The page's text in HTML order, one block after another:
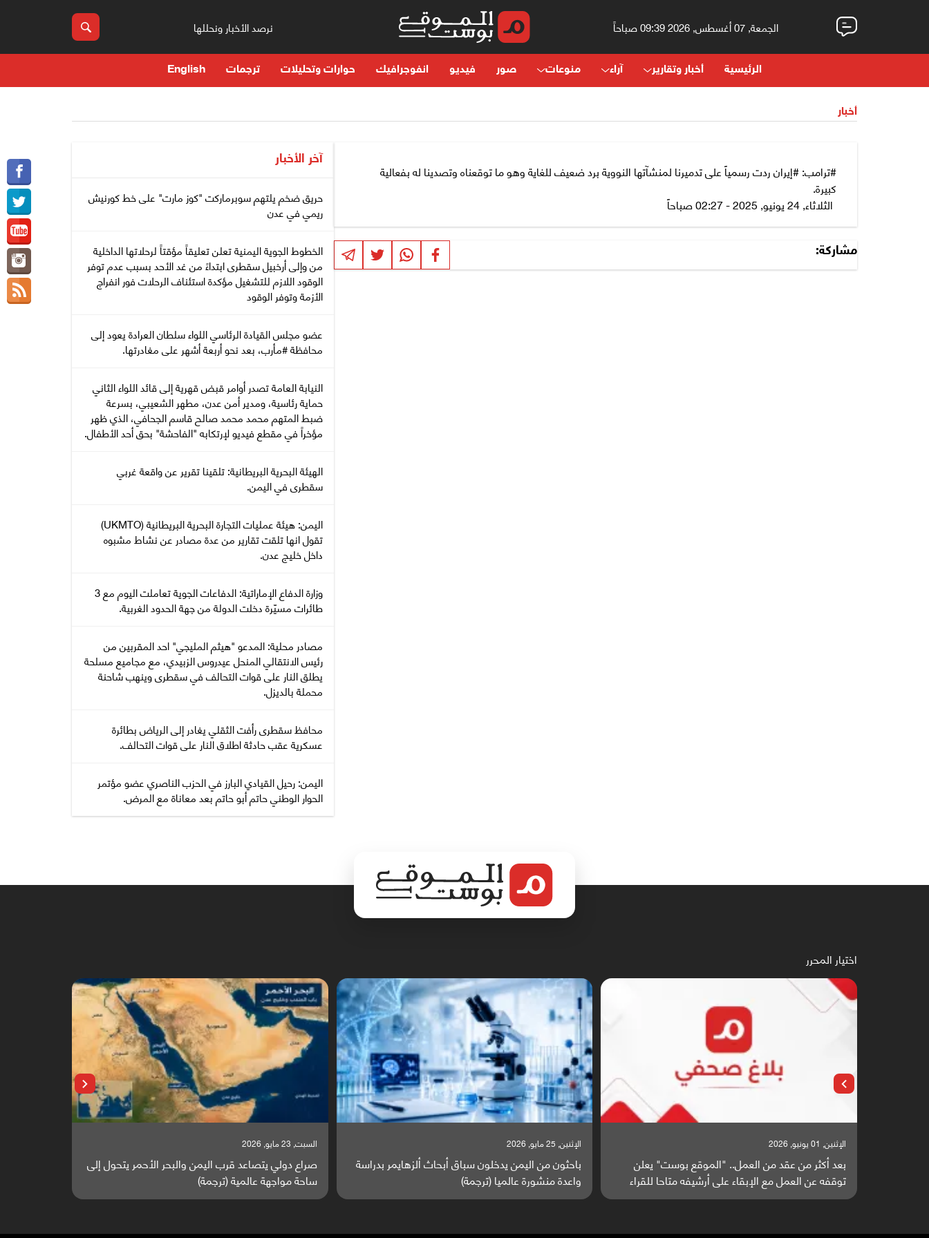
الجمعة, 07 أغسطس, 2026 09:39 صباحاً نرصد الأخبار ونحللها
الرئيسية أخبار وتقارير آراء منوعات صور فيديو انفوجرافيك حوارات وتحليلات ترجمات English
أخبار
#ترامب: #إيران ردت رسمياً على تدميرنا لمنشآتها النووية برد ضعيف للغاية وهو ما توقعناه وتصدينا له بفعالية
كبيرة.
الثلاثاء, 24 يونيو, 2025 - 02:27 صباحاً
مشاركة:
آخر الأخبار
حريق ضخم يلتهم سوبرماركت "كوز مارت" على خط كورنيش
ريمي في عدن
الخطوط الجوية اليمنية تعلن تعليقاً مؤقتاً لرحلاتها الداخلية
من وإلى أرخبيل سقطرى ابتداءً من غد الأحد بسبب عدم توفر
الوقود اللازم للتشغيل مؤكدة استئناف الرحلات فور انفراج
الأزمة وتوفر الوقود
عضو مجلس القيادة الرئاسي اللواء سلطان العرادة يعود إلى
محافظة #مأرب، بعد نحو أربعة أشهر على مغادرتها.
النيابة العامة تصدر أوامر قبض قهرية إلى قائد اللواء الثاني
حماية رئاسية، ومدير أمن عدن، مطهر الشعيبي، بسرعة
ضبط المتهم محمد محمد صالح قاسم الجحافي، الذي ظهر
مؤخراً في مقطع فيديو لإرتكابه "الفاحشة" بحق أحد الأطفال.
‏الهيئة البحرية البريطانية: تلقينا تقرير عن واقعة غربي
سقطرى في اليمن.
اليمن: هيئة عمليات التجارة البحرية البريطانية (UKMTO)
تقول انها تلقت تقارير من عدة مصادر عن نشاط مشبوه
داخل خليج عدن.
وزارة الدفاع الإماراتية: الدفاعات الجوية تعاملت اليوم مع 3
طائرات مسيّرة دخلت الدولة من جهة الحدود الغربية.
مصادر محلية: المدعو "هيثم المليجي" احد المقربين من
رئيس الانتقالي المنحل عيدروس الزبيدي، مع مجاميع مسلحة
يطلق النار على قوات التحالف في سقطرى وينهب شاحنة
محملة بالديزل.
محافظ سقطرى رأفت الثقلي يغادر إلى الرياض بطائرة
عسكرية عقب حادثة اطلاق النار على قوات التحالف.
اليمن: رحيل القيادي البارز في الحزب الناصري عضو مؤتمر
الحوار الوطني حاتم أبو حاتم بعد معاناة مع المرض.
اختيار المحرر
الإثنين, 01 يونيو, 2026
بعد أكثر من عقد من العمل.. "الموقع بوست" يعلن
توقفه عن العمل مع الإبقاء على أرشيفه متاحا للقراء
الإثنين, 25 مايو, 2026
باحثون من اليمن يدخلون سباق أبحاث ألزهايمر بدراسة
واعدة منشورة عالميا (ترجمة)
السبت, 23 مايو, 2026
صراع دولي يتصاعد قرب اليمن والبحر الأحمر يتحول إلى
ساحة مواجهة عالمية (ترجمة)